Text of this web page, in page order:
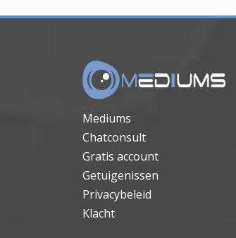
Mediums
Chatconsult
Gratis account
Getuigenissen
Privacybeleid
Klacht